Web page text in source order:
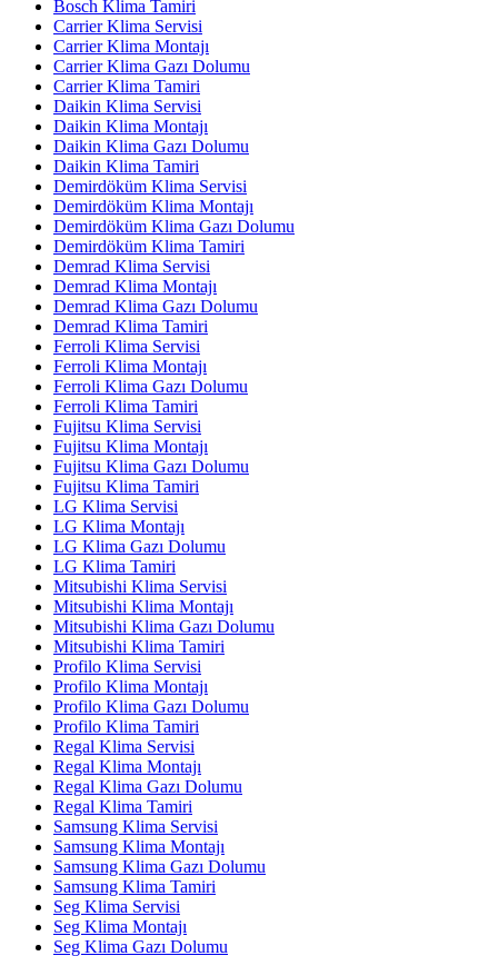
Bosch Klima Tamiri
Carrier Klima Servisi
Carrier Klima Montajı
Carrier Klima Gazı Dolumu
Carrier Klima Tamiri
Daikin Klima Servisi
Daikin Klima Montajı
Daikin Klima Gazı Dolumu
Daikin Klima Tamiri
Demirdöküm Klima Servisi
Demirdöküm Klima Montajı
Demirdöküm Klima Gazı Dolumu
Demirdöküm Klima Tamiri
Demrad Klima Servisi
Demrad Klima Montajı
Demrad Klima Gazı Dolumu
Demrad Klima Tamiri
Ferroli Klima Servisi
Ferroli Klima Montajı
Ferroli Klima Gazı Dolumu
Ferroli Klima Tamiri
Fujitsu Klima Servisi
Fujitsu Klima Montajı
Fujitsu Klima Gazı Dolumu
Fujitsu Klima Tamiri
LG Klima Servisi
LG Klima Montajı
LG Klima Gazı Dolumu
LG Klima Tamiri
Mitsubishi Klima Servisi
Mitsubishi Klima Montajı
Mitsubishi Klima Gazı Dolumu
Mitsubishi Klima Tamiri
Profilo Klima Servisi
Profilo Klima Montajı
Profilo Klima Gazı Dolumu
Profilo Klima Tamiri
Regal Klima Servisi
Regal Klima Montajı
Regal Klima Gazı Dolumu
Regal Klima Tamiri
Samsung Klima Servisi
Samsung Klima Montajı
Samsung Klima Gazı Dolumu
Samsung Klima Tamiri
Seg Klima Servisi
Seg Klima Montajı
Seg Klima Gazı Dolumu